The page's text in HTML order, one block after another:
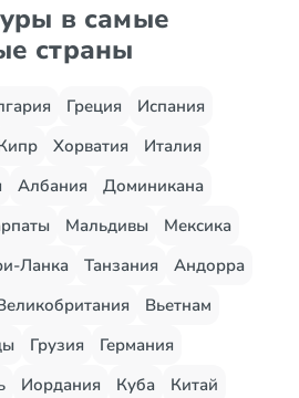
в самые
страны
Греция
Испания
Хорватия
Италия
Албания
Доминикана
Мальдивы
Мексика
Ланка Танзания
Андорра
Вьетнам
Грузия
Германия
Иордания Куба
Китай